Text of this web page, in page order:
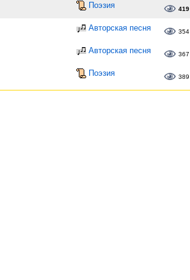
Поэзия 419
Авторская песня 354
Авторская песня 367
Поэзия 389